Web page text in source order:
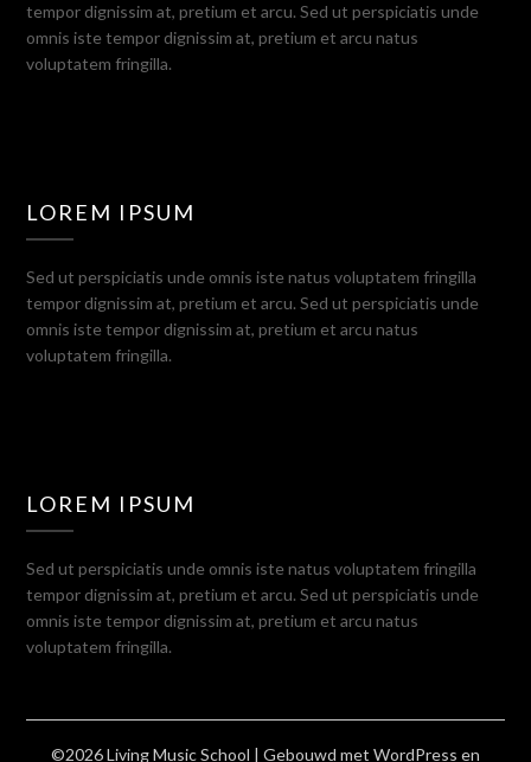
tempor dignissim at, pretium et arcu. Sed ut perspiciatis unde
omnis iste tempor dignissim at, pretium et arcu natus
voluptatem fringilla.
LOREM IPSUM
Sed ut perspiciatis unde omnis iste natus voluptatem fringilla
tempor dignissim at, pretium et arcu. Sed ut perspiciatis unde
omnis iste tempor dignissim at, pretium et arcu natus
voluptatem fringilla.
LOREM IPSUM
Sed ut perspiciatis unde omnis iste natus voluptatem fringilla
tempor dignissim at, pretium et arcu. Sed ut perspiciatis unde
omnis iste tempor dignissim at, pretium et arcu natus
voluptatem fringilla.
©2026 Living Music School | Gebouwd met WordPress en